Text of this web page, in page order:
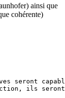
ainsi que
cohérente)
seront
ils seront